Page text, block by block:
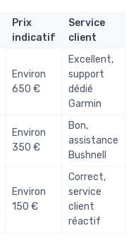
Prix
indicatif
Service
client
Environ
650 €
Excellent,
support
dédié
Garmin
Environ
350 €
Bon,
assistance
Bushnell
Environ
150 €
Correct,
service
client
réactif